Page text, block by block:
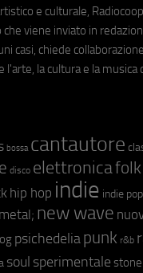
e culturale,
viene inviato in
casi, chiede
l'arte, la cultura e la musica
bossa cantautore
disco elettronicafolk
hip hop indie indie pop
metal; new wave
psichedeliapunk r&b
soul sperimentale